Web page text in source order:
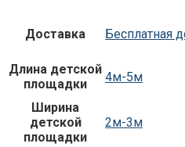
Доставка Бесплатная
Длина детской
площадки
4м-5м
Ширина
детской
площадки
2м-3м